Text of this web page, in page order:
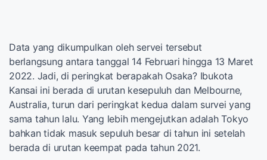
Data yang dikumpulkan oleh servei tersebut
berlangsung antara tanggal 14 Februari hingga 13 Maret
2022. Jadi, di peringkat berapakah Osaka? Ibukota
Kansai ini berada di urutan kesepuluh dan Melbourne,
Australia, turun dari peringkat kedua dalam survei yang
sama tahun lalu. Yang lebih mengejutkan adalah Tokyo
bahkan tidak masuk sepuluh besar di tahun ini setelah
berada di urutan keempat pada tahun 2021.